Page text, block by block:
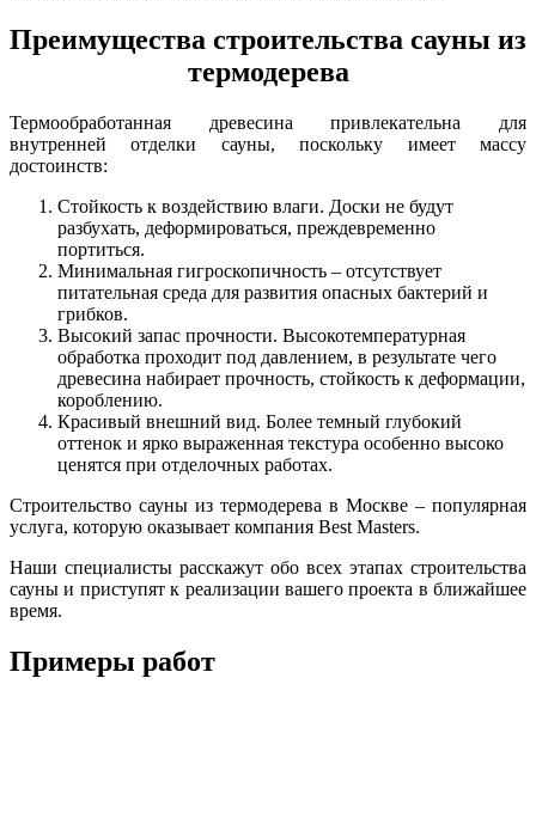
Преимущества строительства сауны из
термодерева
Термообработанная древесина привлекательна для
внутренней отделки сауны, поскольку имеет массу
достоинств:
Стойкость к воздействию влаги. Доски не будут
разбухать, деформироваться, преждевременно
портиться.
Минимальная гигроскопичность – отсутствует
питательная среда для развития опасных бактерий и
грибков.
Высокий запас прочности. Высокотемпературная
обработка проходит под давлением, в результате чего
древесина набирает прочность, стойкость к деформации,
короблению.
Красивый внешний вид. Более темный глубокий
оттенок и ярко выраженная текстура особенно высоко
ценятся при отделочных работах.
Строительство сауны из термодерева в Москве – популярная
услуга, которую оказывает компания Best Masters.
Наши специалисты расскажут обо всех этапах строительства
сауны и приступят к реализации вашего проекта в ближайшее
время.
Примеры работ